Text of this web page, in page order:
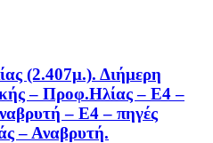
(2.407μ.). Διήμερη
– Προφ.Ηλίας – Ε4 –
– Ε4 – πηγές
– Αναβρυτή.